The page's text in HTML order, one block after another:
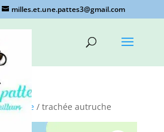
milles.et.une.pattes3@gmail.com
courte/ trachée autruche